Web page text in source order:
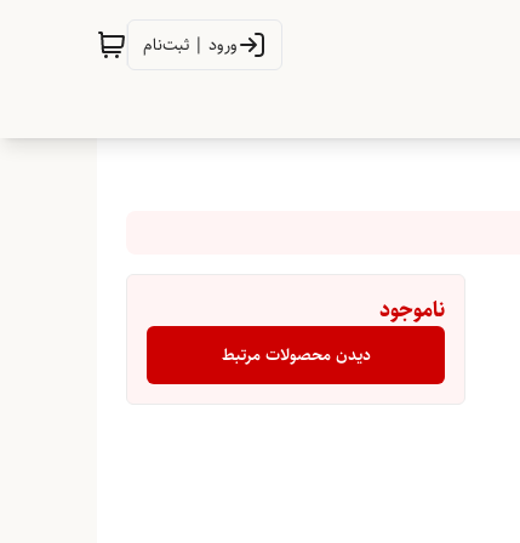
ورود | ثبت‌نام
ناموجود
دیدن محصولات مرتبط